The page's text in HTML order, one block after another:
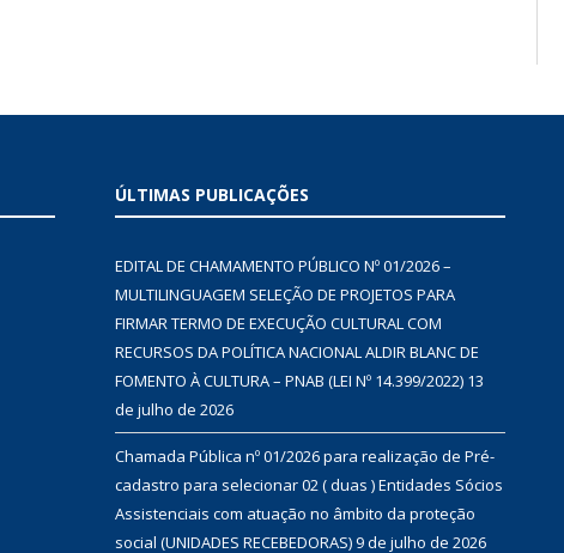
ÚLTIMAS PUBLICAÇÕES
EDITAL DE CHAMAMENTO PÚBLICO Nº 01/2026 –
MULTILINGUAGEM SELEÇÃO DE PROJETOS PARA
FIRMAR TERMO DE EXECUÇÃO CULTURAL COM
RECURSOS DA POLÍTICA NACIONAL ALDIR BLANC DE
FOMENTO À CULTURA – PNAB (LEI Nº 14.399/2022) 13
de julho de 2026
Chamada Pública nº 01/2026 para realização de Pré-
cadastro para selecionar 02 ( duas ) Entidades Sócios
Assistenciais com atuação no âmbito da proteção
social (UNIDADES RECEBEDORAS)9 de julho de 2026